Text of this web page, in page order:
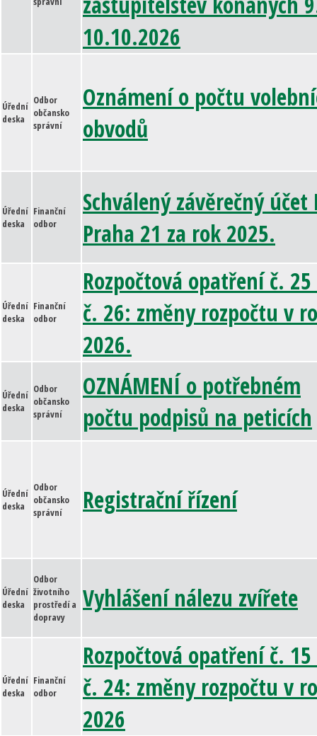
10.10.2026
Úřední
deska
Odbor
občansko
správní
Oznámení o počtu
obvodů
Úřední
deska
Finanční
odbor
Schválený závěrečný účet
Praha 21 za rok 2025.
Úřední
deska
Finanční
odbor
Rozpočtová opatření č. 25
č. 26: změny rozpočtu v
2026.
Úřední
deska
Odbor
občansko
správní
OZNÁMENÍ o potřebném
počtu podpisů na peticích
Úřední
deska
Odbor
občansko
správní
Registrační řízení
Úřední
deska
Odbor
životního
prostředí a
dopravy
Vyhlášení nálezu zvířete
Úřední
deska
Finanční
odbor
Rozpočtová opatření č. 15
č. 24: změny rozpočtu v
2026